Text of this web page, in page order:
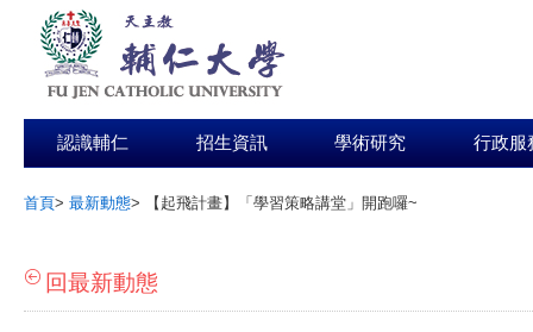
認識輔仁 招生資訊 學術研究 行政服
首頁> 最新動態> 【起飛計畫】「學習策略講堂」開跑囉~
回最新動態